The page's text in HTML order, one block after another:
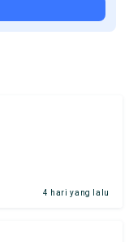
4 hari yang lalu